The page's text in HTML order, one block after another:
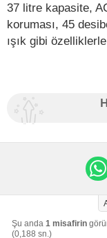
37 litre kapasite,
koruması, 45
ışık gibi
Şu anda 1 misafirin
(0,188 sn.)